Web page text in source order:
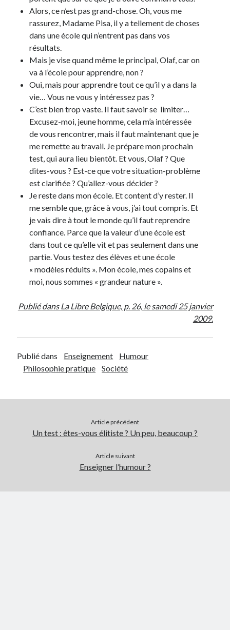
Alors, ce n’est pas grand-chose. Oh, vous me
rassurez, Madame Pisa, il y a tellement de choses
dans une école qui n’entrent pas dans vos
résultats.
Mais je vise quand même le principal, Olaf, car on
va à l’école pour apprendre, non ?
Oui, mais pour apprendre tout ce qu’il y a dans la
vie… Vous ne vous y intéressez pas ?
C’est bien trop vaste. Il faut savoir se limiter…
Excusez-moi, jeune homme, cela m’a intéressée
de vous rencontrer, mais il faut maintenant que je
me remette au travail. Je prépare mon prochain
test, qui aura lieu bientôt. Et vous, Olaf ? Que
dites-vous ? Est-ce que votre situation-problème
est clarifiée ? Qu’allez-vous décider ?
Je reste dans mon école. Et content d’y rester. Il
me semble que, grâce à vous, j’ai tout compris. Et
je vais dire à tout le monde qu’il faut reprendre
confiance. Parce que la valeur d’une école est
dans tout ce qu’elle vit et pas seulement dans une
partie. Vous testez des élèves et une école
« modèles réduits ». Mon école, mes copains et
moi, nous sommes « grandeur nature ».
Publié dans La Libre Belgique, p. 26, le samedi 25 janvier
2009.
Publié dans Enseignement
Humour
Philosophie pratique
Société
Article précédent
Un test : êtes-vous élitiste ? Un peu, beaucoup ?
Article suivant
Enseigner l’humour ?